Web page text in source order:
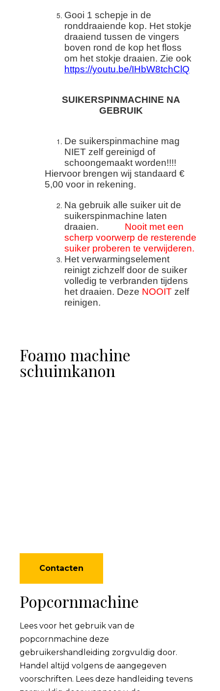
Gooi 1 schepje in de
ronddraaiende kop. Het stokje
draaiend tussen de vingers
boven rond de kop het floss
om het stokje draaien. Zie ook
https://youtu.be/IHbW8tchClQ
SUIKERSPINMACHINE NA
GEBRUIK
De suikerspinmachine mag
NIET zelf gereinigd of
schoongemaakt worden!!!!
Hiervoor brengen wij standaard €
5,00 voor in rekening.
Na gebruik alle suiker uit de
suikerspinmachine laten
draaien.
Nooit met een
scherp voorwerp de resterende
suiker proberen te verwijderen.
Het verwarmingselement
reinigt zichzelf door de suiker
volledig te verbranden tijdens
het draaien. Deze NOOIT zelf
reinigen.
Foamo machine
schuimkanon
Contacten
Popcornmachine
Lees voor het gebruik van de
popcornmachine deze
gebruikershandleiding zorgvuldig door.
Handel altijd volgens de aangegeven
voorschriften. Lees deze handleiding tevens